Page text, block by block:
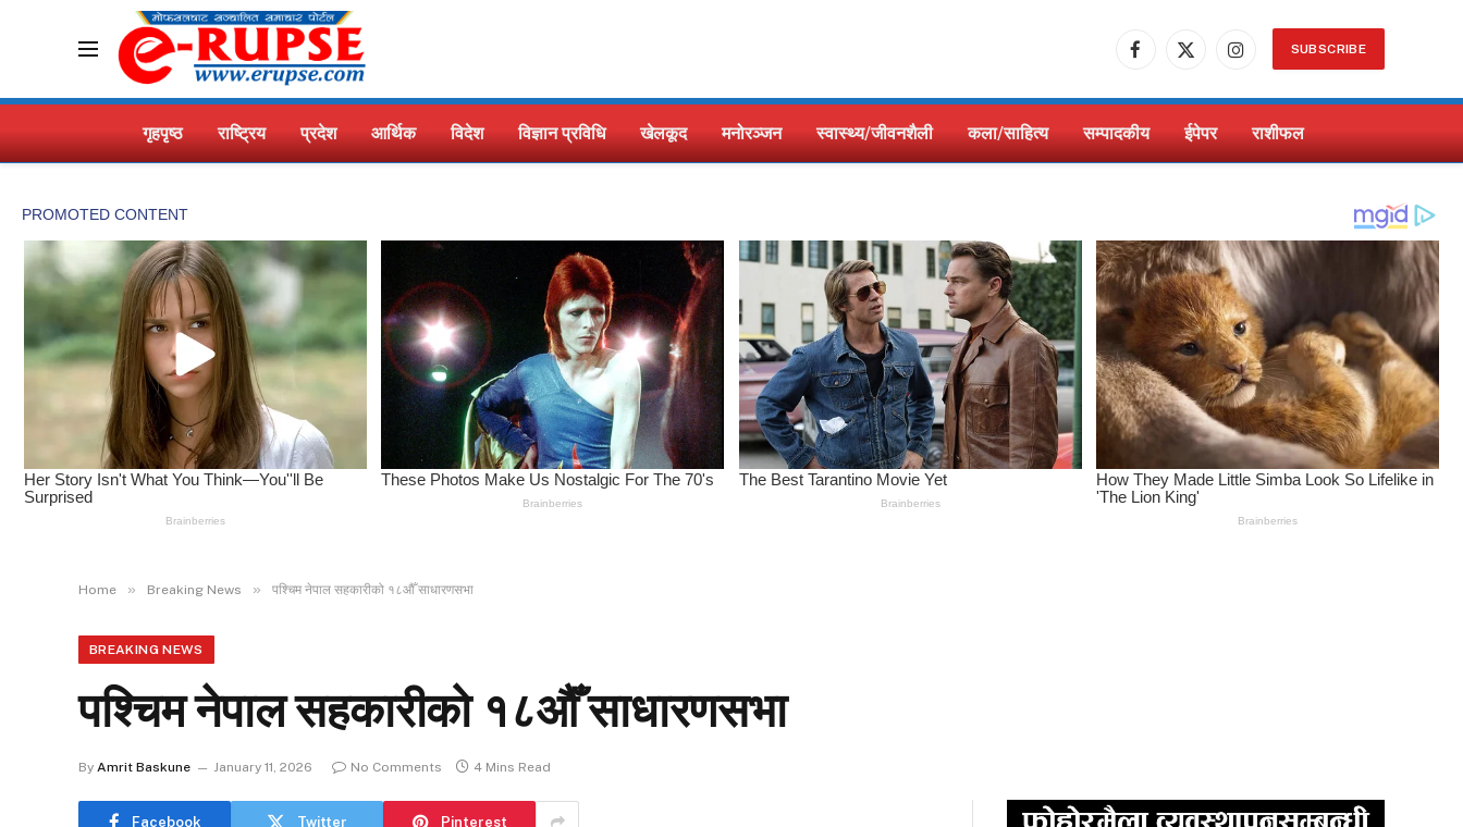
Facebook
X
Instagram
SUBSCRIBE
गृहपृष्ठ राष्ट्रिय प्रदेश आर्थिक विदेश विज्ञान प्रविधि खेलकूद मनोरञ्जन स्वास्थ्य/जीवनशैली कला/साहित्य सम्पादकीय ईपेपर राशीफल
Home » Breaking News » पश्चिम नेपाल सहकारीको १८औँ साधारणसभा
BREAKING NEWS
पश्चिम नेपाल सहकारीको १८औँ साधारणसभा
By Amrit Baskune January 11, 2026 No Comments 4 Mins Read
Facebook Twitter Pinterest